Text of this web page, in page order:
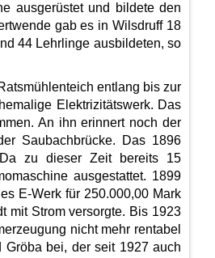
ausgerüstet und bildete den
gab es in Wilsdruff 18
44 Lehrlinge ausbildeten, so
entlang bis zur
Elektrizitätswerk. Das
An ihn erinnert noch der
Saubachbrücke. Das 1896
zu dieser Zeit bereits 15
ausgestattet. 1899
E-Werk für 250.000,00 Mark
mit Strom versorgte. Bis 1923
nicht mehr rentabel
Gröba bei, der seit 1927 auch